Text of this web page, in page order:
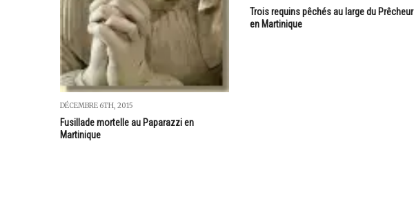
DÉCEMBRE 6TH, 2015
Fusillade mortelle au Paparazzi en
Martinique
Trois requins pêchés au large du Prêcheur
en Martinique